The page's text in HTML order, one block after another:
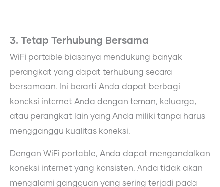
3. Tetap Terhubung Bersama
WiFi portable biasanya mendukung banyak
perangkat yang dapat terhubung secara
bersamaan. Ini berarti Anda dapat berbagi
koneksi internet Anda dengan teman, keluarga,
atau perangkat lain yang Anda miliki tanpa harus
mengganggu kualitas koneksi.
Dengan WiFi portable, Anda dapat mengandalkan
koneksi internet yang konsisten. Anda tidak akan
mengalami gangguan yang sering terjadi pada